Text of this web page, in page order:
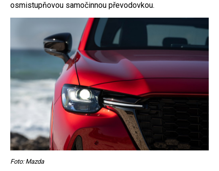
osmistupňovou samočinnou převodovkou.
Foto: Mazda